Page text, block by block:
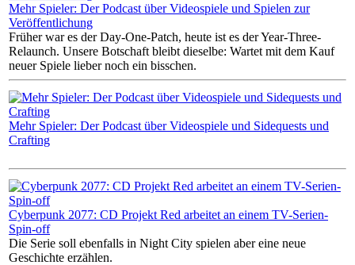
Mehr Spieler: Der Podcast über Videospiele und Spielen zur
Veröffentlichung
Früher war es der Day-One-Patch, heute ist es der Year-Three-
Relaunch. Unsere Botschaft bleibt dieselbe: Wartet mit dem Kauf
neuer Spiele lieber noch ein bisschen.
Mehr Spieler: Der Podcast über Videospiele und Sidequests und
Crafting
Cyberpunk 2077: CD Projekt Red arbeitet an einem TV-Serien-
Spin-off
Die Serie soll ebenfalls in Night City spielen aber eine neue
Geschichte erzählen.